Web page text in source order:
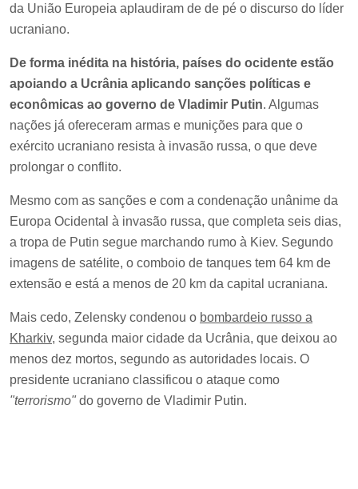
da União Europeia aplaudiram de de pé o discurso do líder
ucraniano.
De forma inédita na história, países do ocidente estão
apoiando a Ucrânia aplicando sanções políticas e
econômicas ao governo de Vladimir Putin. Algumas
nações já ofereceram armas e munições para que o
exército ucraniano resista à invasão russa, o que deve
prolongar o conflito.
Mesmo com as sanções e com a condenação unânime da
Europa Ocidental à invasão russa, que completa seis dias,
a tropa de Putin segue marchando rumo à Kiev. Segundo
imagens de satélite, o comboio de tanques tem 64 km de
extensão e está a menos de 20 km da capital ucraniana.
Mais cedo, Zelensky condenou o bombardeio russo a
Kharkiv, segunda maior cidade da Ucrânia, que deixou ao
menos dez mortos, segundo as autoridades locais. O
presidente ucraniano classificou o ataque como
"terrorismo"do governo de Vladimir Putin.